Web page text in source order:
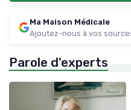
Ma Maison Médicale
Ajoutez-nous à vos
Parole d'experts